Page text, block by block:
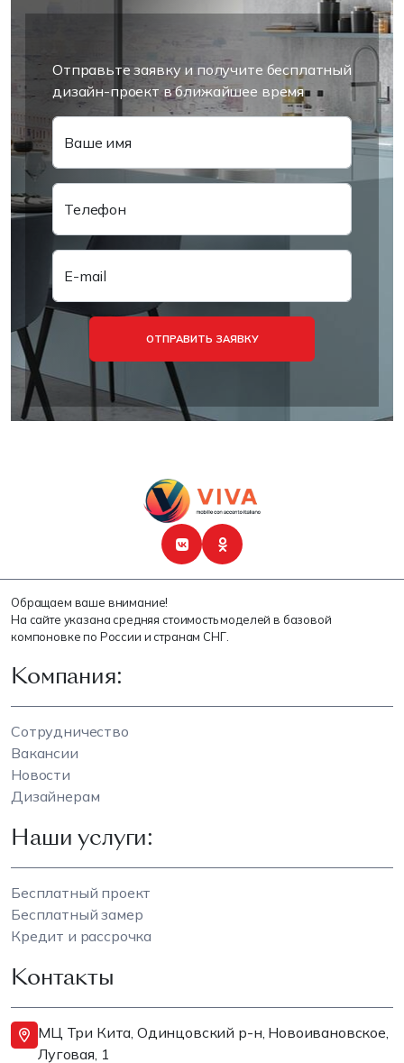
Отправьте заявку и получите бесплатный
дизайн-проект в ближайшее время
Ваше имя
Телефон
E-mail
ОТПРАВИТЬ ЗАЯВКУ
Обращаем ваше внимание!
На сайте указана средняя стоимость моделей в базовой
компоновке по России и странам СНГ.
Компания:
Сотрудничество
Вакансии
Новости
Дизайнерам
Наши услуги:
Бесплатный проект
Бесплатный замер
Кредит и рассрочка
Контакты
МЦ Три Кита, Одинцовский р-н, Новоивановское,
Луговая, 1